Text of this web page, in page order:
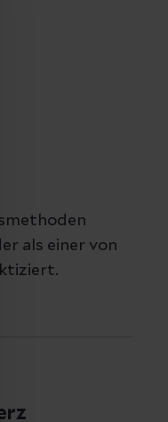
als einer von